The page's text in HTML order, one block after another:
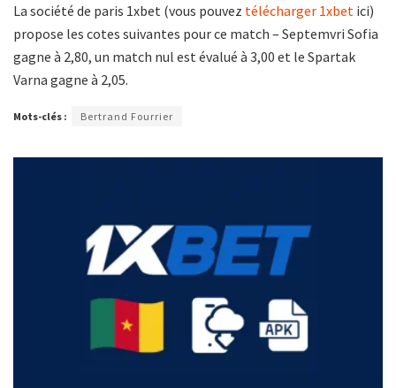
La société de paris 1xbet (vous pouvez télécharger 1xbet ici)
propose les cotes suivantes pour ce match – Septemvri Sofia
gagne à 2,80, un match nul est évalué à 3,00 et le Spartak
Varna gagne à 2,05.
Mots-clés : Bertrand Fourrier